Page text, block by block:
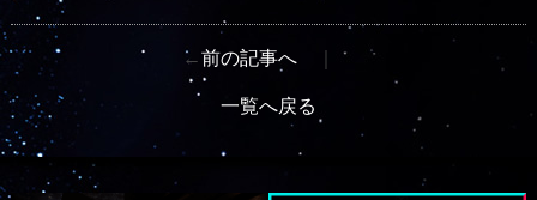
←前の記事へ ｜
一覧へ戻る